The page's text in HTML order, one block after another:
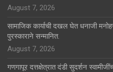
August 7, 2026
सामाजिक कार्याची दखल घेत धनाजी
पुरस्काराने सन्मानित.
August 7, 2026
गणगापूर दत्तक्षेत्रात दंडी सुदर्शन